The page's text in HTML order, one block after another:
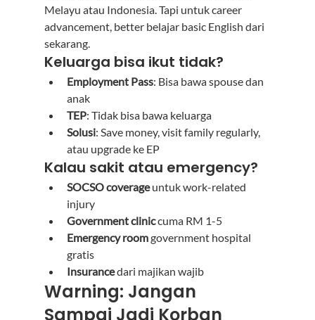
Melayu atau Indonesia. Tapi untuk career
advancement, better belajar basic English dari
sekarang.
Keluarga bisa ikut tidak?
Employment Pass: Bisa bawa spouse dan
anak
TEP: Tidak bisa bawa keluarga
Solusi: Save money, visit family regularly,
atau upgrade ke EP
Kalau sakit atau emergency?
SOCSO coverage untuk work-related
injury
Government clinic cuma RM 1-5
Emergency room government hospital
gratis
Insurance dari majikan wajib
Warning: Jangan
Sampai Jadi Korban